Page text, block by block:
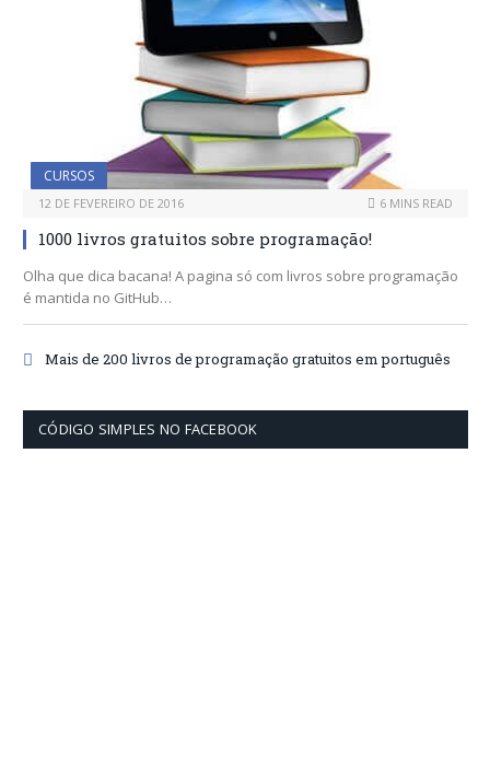
CURSOS
12 DE FEVEREIRO DE 2016 6 MINS READ
1000 livros gratuitos sobre programação!
Olha que dica bacana! A pagina só com livros sobre programação
é mantida no GitHub…
Mais de 200 livros de programação gratuitos em português
CÓDIGO SIMPLES NO FACEBOOK